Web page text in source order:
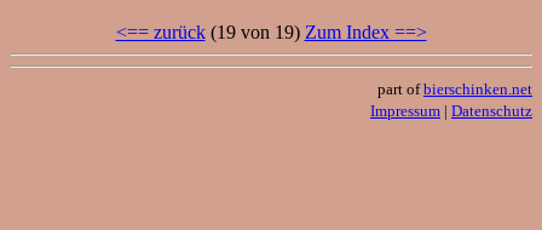
<== zurück(19 von 19) Zum Index ==>
part ofbierschinken.net
Impressum | Datenschutz